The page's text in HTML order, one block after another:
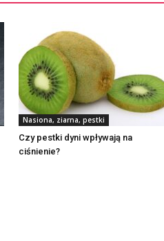
Nasiona, ziarna, pestki
Czy pestki dyni wpływają na
ciśnienie?